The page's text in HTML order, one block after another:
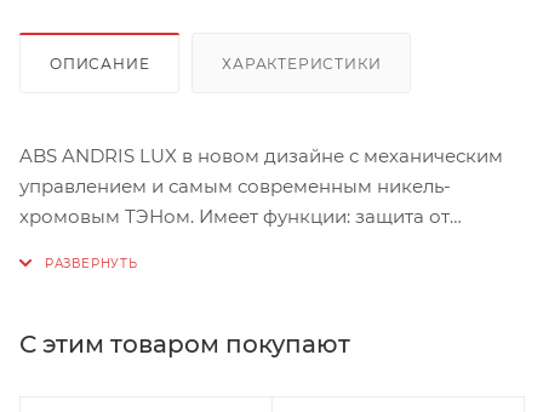
ОПИСАНИЕ ХАРАКТЕРИСТИКИ
ABS ANDRIS LUX в новом дизайне с механическим
управлением и самым современным никель-
хромовым ТЭНом. Имеет функции: защита от
Основные характеристики
С этим товаром покупают